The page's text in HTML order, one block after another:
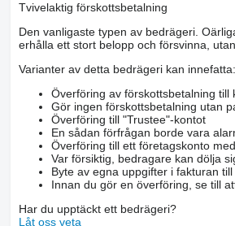
Tvivelaktig förskottsbetalning
Den vanligaste typen av bedrägeri.
erhålla ett stort belopp och försvinna,
Varianter av detta bedrägeri kan innefatta:
Överföring av förskottsbetalning till
Gör ingen förskottsbetalning utan
Överföring till "Trustee"-kontot
En sådan förfrågan borde vara
Överföring till ett företagskonto
Var försiktig, bedragare kan dölja
Byte av egna uppgifter i fakturan
Innan du gör en överföring, se till
Har du upptäckt ett bedrägeri?
Låt oss veta